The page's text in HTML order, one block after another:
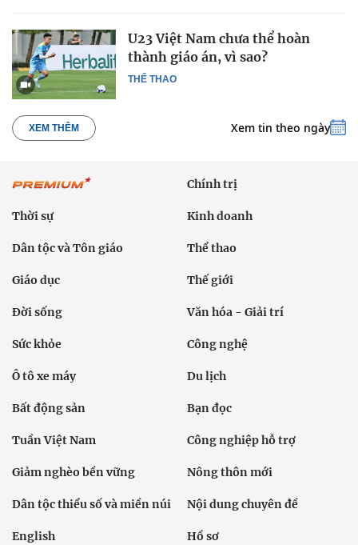
THỂ THAO
U23 Việt Nam chưa thể hoàn
thành giáo án, vì sao?
XEM THÊM Xem tin theo ngày
Chính trị
Thời sự Kinh doanh
Dân tộc và Tôn giáo Thể thao
Giáo dục Thế giới
Đời sống Văn hóa - Giải trí
Sức khỏe Công nghệ
Ô tô xe máy Du lịch
Bất động sản Bạn đọc
Tuần Việt Nam Công nghiệp hỗ trợ
Giảm nghèo bền vững Nông thôn mới
Dân tộc thiểu số và miền núi Nội dung chuyên đề
English Hồ sơ